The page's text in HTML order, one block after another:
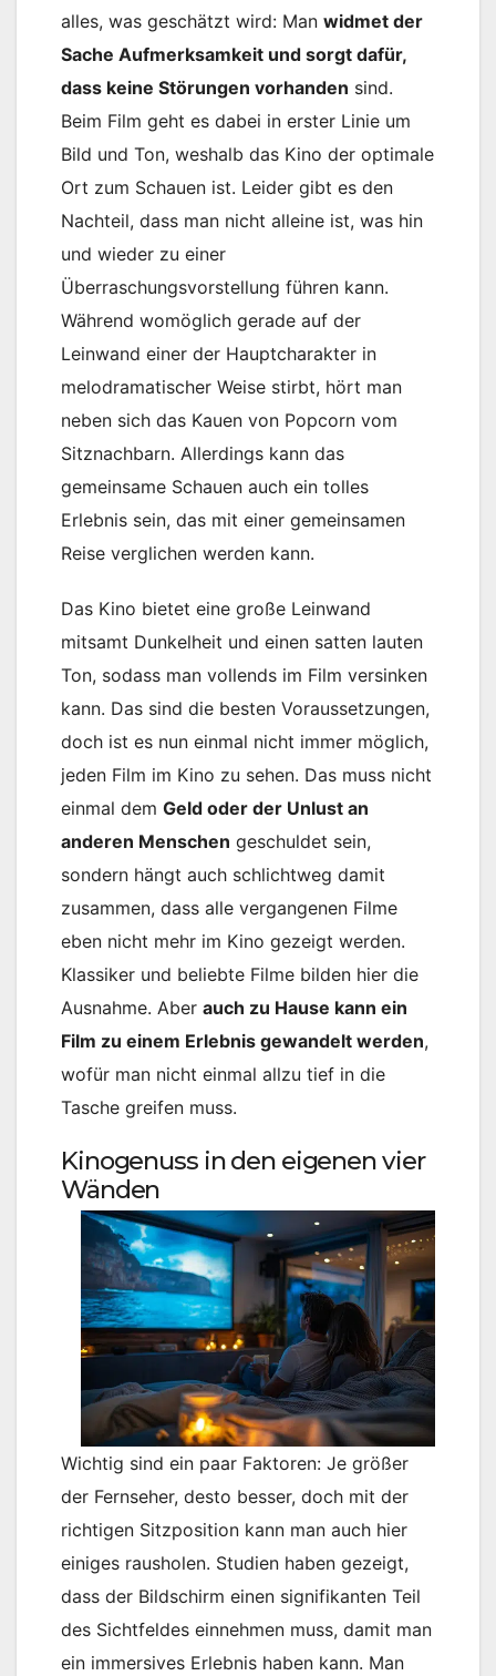
alles, was geschätzt wird: Man widmet der
Sache Aufmerksamkeit und sorgt dafür,
dass keine Störungen vorhanden sind.
Beim Film geht es dabei in erster Linie um
Bild und Ton, weshalb das Kino der optimale
Ort zum Schauen ist. Leider gibt es den
Nachteil, dass man nicht alleine ist, was hin
und wieder zu einer
Überraschungsvorstellung führen kann.
Während womöglich gerade auf der
Leinwand einer der Hauptcharakter in
melodramatischer Weise stirbt, hört man
neben sich das Kauen von Popcorn vom
Sitznachbarn. Allerdings kann das
gemeinsame Schauen auch ein tolles
Erlebnis sein, das mit einer gemeinsamen
Reise verglichen werden kann.
Das Kino bietet eine große Leinwand
mitsamt Dunkelheit und einen satten lauten
Ton, sodass man vollends im Film versinken
kann. Das sind die besten Voraussetzungen,
doch ist es nun einmal nicht immer möglich,
jeden Film im Kino zu sehen. Das muss nicht
einmal dem Geld oder der Unlust an
anderen Menschen geschuldet sein,
sondern hängt auch schlichtweg damit
zusammen, dass alle vergangenen Filme
eben nicht mehr im Kino gezeigt werden.
Klassiker und beliebte Filme bilden hier die
Ausnahme. Aber auch zu Hause kann ein
Film zu einem Erlebnis gewandelt werden,
wofür man nicht einmal allzu tief in die
Tasche greifen muss.
Kinogenuss in den eigenen vier
Wänden
Wichtig sind ein paar Faktoren: Je größer
der Fernseher, desto besser, doch mit der
richtigen Sitzposition kann man auch hier
einiges rausholen. Studien haben gezeigt,
dass der Bildschirm einen signifikanten Teil
des Sichtfeldes einnehmen muss, damit man
ein immersives Erlebnis haben kann. Man